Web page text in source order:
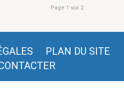
Page 1 sur 2
PLAN DU SITE